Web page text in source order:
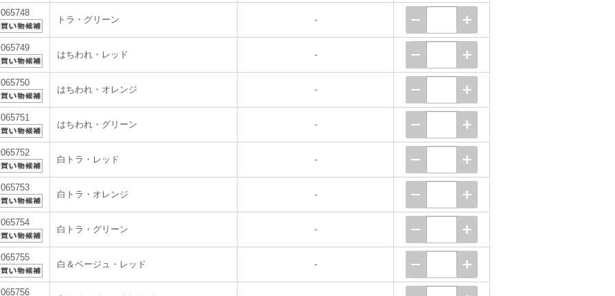
トラ・グリーン -
はちわれ・レッド -
はちわれ・オレンジ -
はちわれ・グリーン -
白トラ・レッド -
白トラ・オレンジ -
白トラ・グリーン -
白＆ベージュ・レッド -